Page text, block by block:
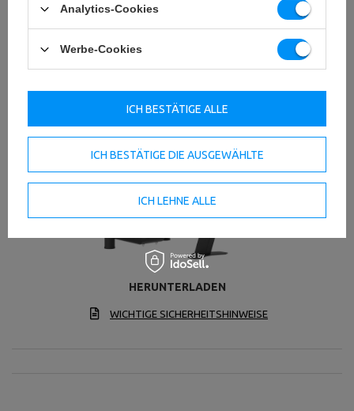
HERUNTERLADEN
WICHTIGE SICHERHEITSHINWEISE
Analytics-Cookies
Werbe-Cookies
ICH BESTÄTIGE DIE AUSGEWÄHLTE
ICH LEHNE ALLE
ICH BESTÄTIGE ALLE